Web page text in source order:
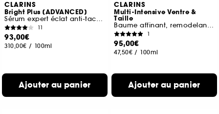
CLARINS
Bright Plus [ADVANCED]
Sérum expert éclat anti-taches
11
93,00€
310,00€ / 100ml
Ajouter au panier
CLARINS
Multi-Intensive Ventre &
Taille
Baume affinant, remodelant, gainant
1
95,00€
47,50€ / 100ml
Ajouter au panier